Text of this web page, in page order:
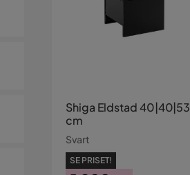
Shiga Eldstad 40|40|53
cm
Svart
SE PRISET!